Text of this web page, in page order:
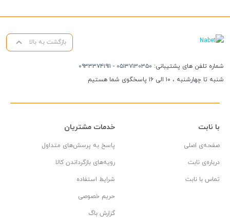
بازگشت به بالا
شماره تلفن های پشتیبانی: ۰۵۱۳۷۱۳۰۳۵۰ - ۰۹۳۳۳۷۴۱۹۱۱
شنبه تا چهارشنبه ، ۱۰ الی ۱۶ پاسخگوی شما هستیم
با نابت
صفحه‌ی اصلی
درباره‌ی نابت
تماس با نابت
خدمات مشتریان
پاسخ به پرسش‌های متداول
رویه‌های بازگرداندن کالا
شرایط استفاده
حریم خصوصی
گزارش باگ